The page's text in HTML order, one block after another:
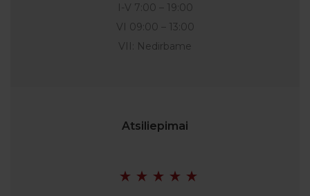
I-V 7:00 – 19:00
VI 09:00 – 13:00
VII: Nedirbame
Atsiliepimai